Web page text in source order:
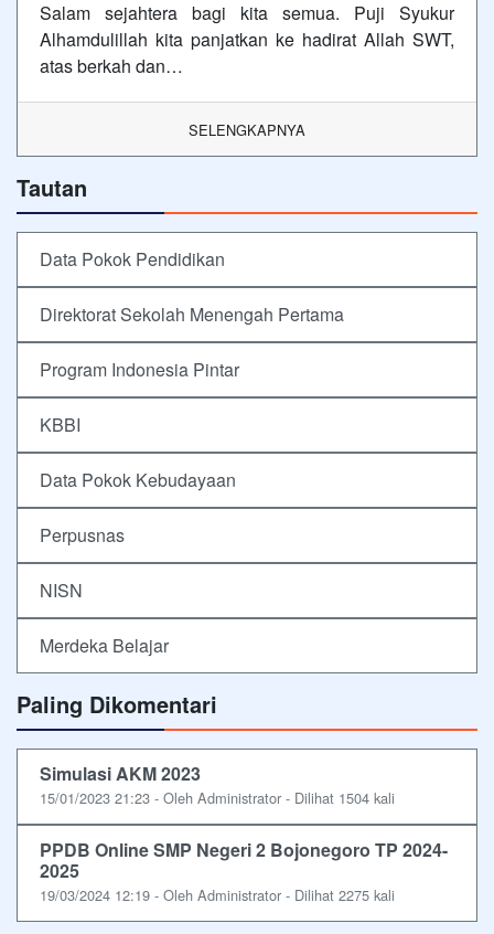
Salam sejahtera bagi kita semua. Puji Syukur
Alhamdulillah kita panjatkan ke hadirat Allah SWT,
atas berkah dan…
SELENGKAPNYA
Tautan
Data Pokok Pendidikan
Direktorat Sekolah Menengah Pertama
Program Indonesia Pintar
KBBI
Data Pokok Kebudayaan
Perpusnas
NISN
Merdeka Belajar
Paling Dikomentari
Simulasi AKM 2023
15/01/2023 21:23 - Oleh Administrator - Dilihat 1504 kali
PPDB Online SMP Negeri 2 Bojonegoro TP 2024-
2025
19/03/2024 12:19 - Oleh Administrator - Dilihat 2275 kali